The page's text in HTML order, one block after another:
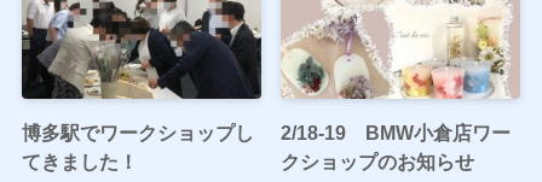
博多駅でワークショップし
てきました！
2/18-19 BMW小倉店ワー
クショップのお知らせ